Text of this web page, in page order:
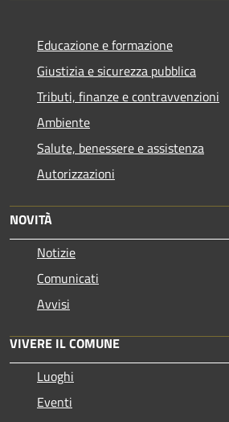
Educazione e formazione
Giustizia e sicurezza pubblica
Tributi, finanze e contravvenzioni
Ambiente
Salute, benessere e assistenza
Autorizzazioni
NOVITÀ
Notizie
Comunicati
Avvisi
VIVERE IL COMUNE
Luoghi
Eventi